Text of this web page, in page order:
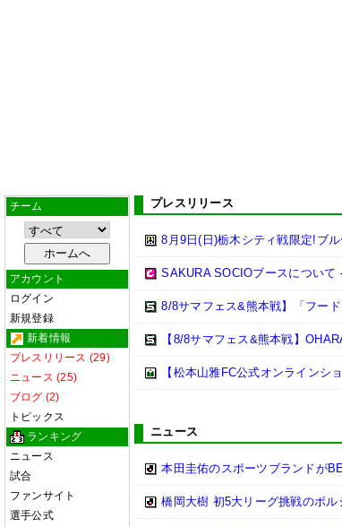
チーム
アカウント
ログイン
新規登録
新着情報
プレスリリース (29)
ニュース (25)
ブログ (2)
トピックス
ランキング
ニュース
試合
ファンサイト
選手公式
プレスリリース
8月9日(日)栃木シティ戦限定!ブ
SAKURA SOCIOブースについて
8/8サマフェス&熊本戦】「フー
【8/8サマフェス&熊本戦】
【松本山雅FC公式オンラインシ
ニュース
本田圭佑のスポーツブランドが
橋岡大樹 初5大リーグ挑戦のボル